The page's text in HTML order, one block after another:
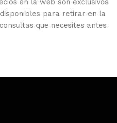
en la web son exclusivos
para retirar en la
que necesites antes